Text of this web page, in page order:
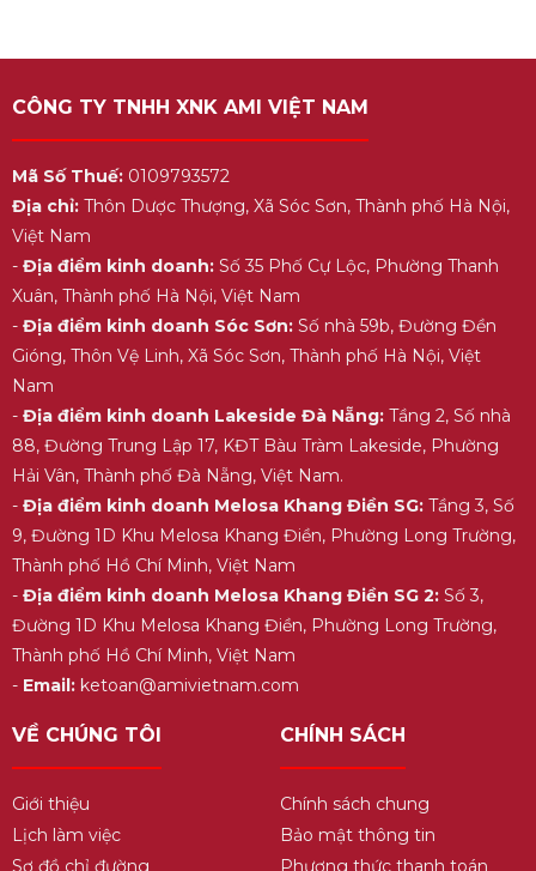
CÔNG TY TNHH XNK AMI VIỆT NAM
Mã Số Thuế:0109793572
Địa chỉ:Thôn Dược Thượng, Xã Sóc Sơn, Thành phố Hà Nội,
Việt Nam
- Địa điểm kinh doanh:Số 35 Phố Cự Lộc, Phường Thanh
Xuân, Thành phố Hà Nội, Việt Nam
- Địa điểm kinh doanh Sóc Sơn:Số nhà 59b, Đường Đền
Gióng, Thôn Vệ Linh, Xã Sóc Sơn, Thành phố Hà Nội, Việt
Nam
- Địa điểm kinh doanh Lakeside Đà Nẵng:Tầng 2, Số nhà
88, Đường Trung Lập 17, KĐT Bàu Tràm Lakeside, Phường
Hải Vân, Thành phố Đà Nẵng, Việt Nam.
- Địa điểm kinh doanh Melosa Khang Điền SG:Tầng 3, Số
9, Đường 1D Khu Melosa Khang Điền, Phường Long Trường,
Thành phố Hồ Chí Minh, Việt Nam
- Địa điểm kinh doanh Melosa Khang Điền SG 2:Số 3,
Đường 1D Khu Melosa Khang Điền, Phường Long Trường,
Thành phố Hồ Chí Minh, Việt Nam
- Email:ketoan@amivietnam.com
VỀ CHÚNG TÔI
Giới thiệu
Lịch làm việc
Sơ đồ chỉ đường
CHÍNH SÁCH
Chính sách chung
Bảo mật thông tin
Phương thức thanh toán